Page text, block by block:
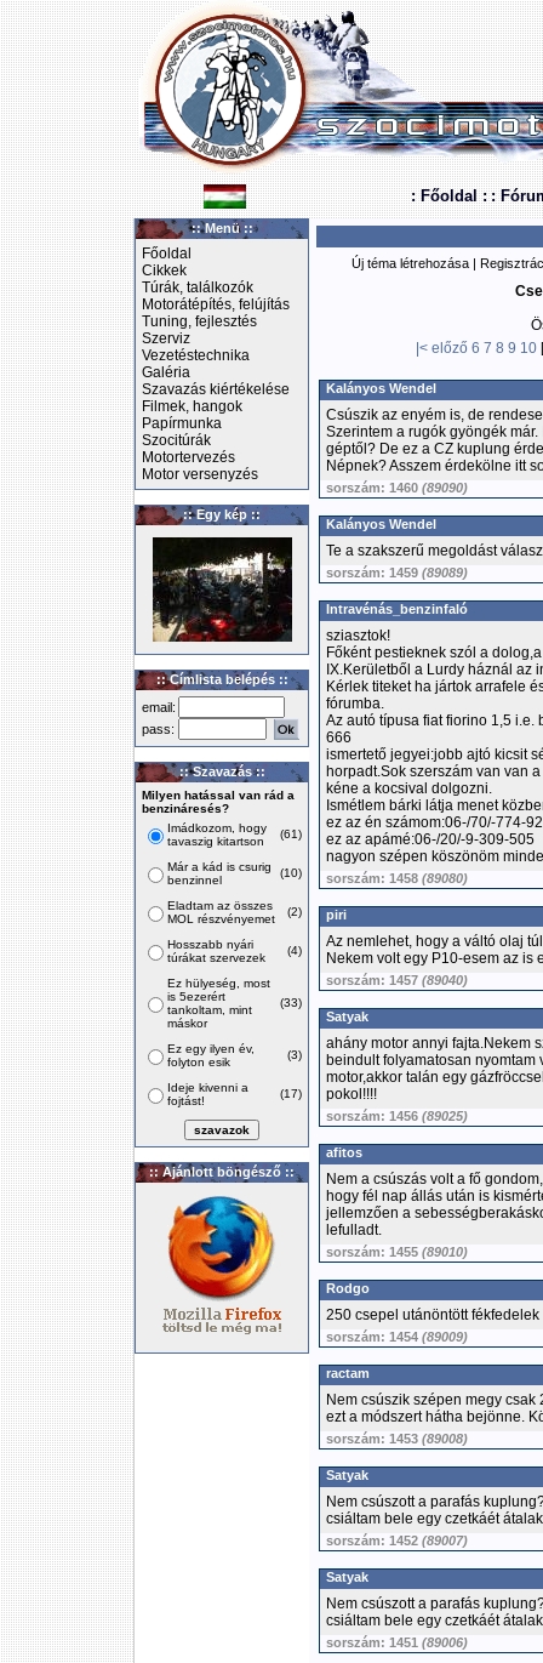
: Főoldal : :
:: Menü ::
Főoldal
Cikkek
Túrák, találkozók
Motorátépítés, felújítás
Tuning, fejlesztés
Szerviz
Vezetéstechnika
Galéria
Szavazás kiértékelése
Filmek, hangok
Papírmunka
Szocitúrák
Motortervezés
Motor versenyzés
:: Egy kép ::
:: Címlista belépés ::
email:
pass:
:: Szavazás ::
Milyen hatással van rád a
benzináresés?
Imádkozom, hogy
tavaszig kitartson
(61)
Már a kád is csurig
benzinnel
(10)
Eladtam az összes
MOL részvényemet
(2)
Hosszabb nyári
túrákat szervezek
(4)
Ez hülyeség, most
is 5ezerért
tankoltam, mint
máskor
(33)
Ez egy ilyen év,
folyton esik
(3)
Ideje kivenni a
fojtást!
(17)
:: Ajánlott böngésző ::
Új téma létrehozása |
|< előző 6 7 8 9 10
Kalányos Wendel
Csúszik az enyém is, de
Szerintem a rugók gyöngék
géptől? De ez a CZ kuplung
Népnek? Asszem érdekölne itt
sorszám: 1460 (89090)
Kalányos Wendel
Te a szakszerű megoldást
sorszám: 1459 (89089)
Intravénás_benzinfaló
sziasztok!
Főként pestieknek szól a
IX.Kerületből a Lurdy háznál az
Kérlek titeket ha jártok arrafele
fórumba.
Az autó típusa fiat fiorino 1,5
666
ismertető jegyei:jobb ajtó kicsit
horpadt.Sok szerszám van van
kéne a kocsival dolgozni.
Ismétlem bárki látja menet
ez az én számom:06-/70/-774-
ez az apámé:06-/20/-9-309-505
nagyon szépen köszönöm
sorszám: 1458 (89080)
piri
Az nemlehet, hogy a váltó olaj
Nekem volt egy P10-esem az is
sorszám: 1457 (89040)
Satyak
ahány motor annyi fajta.Nekem
beindult folyamatosan nyomtam
motor,akkor talán egy
pokol!!!!
sorszám: 1456 (89025)
afitos
Nem a csúszás volt a fő
hogy fél nap állás után is
jellemzően a
lefulladt.
sorszám: 1455 (89010)
Rodgo
250 csepel utánöntött
sorszám: 1454 (89009)
ractam
Nem csúszik szépen megy
ezt a módszert hátha bejönne.
sorszám: 1453 (89008)
Satyak
Nem csúszott a parafás
csiáltam bele egy czetkáét
sorszám: 1452 (89007)
Satyak
Nem csúszott a parafás
csiáltam bele egy czetkáét
sorszám: 1451 (89006)